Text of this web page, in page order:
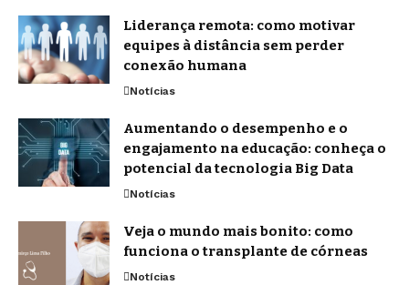
Liderança remota: como motivar
equipes à distância sem perder
conexão humana
Notícias
Aumentando o desempenho e o
engajamento na educação: conheça o
potencial da tecnologia Big Data
Notícias
Veja o mundo mais bonito: como
funciona o transplante de córneas
Notícias